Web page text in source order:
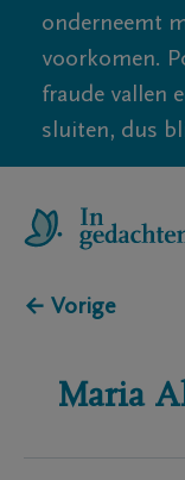
onderneemt
voorkomen.
fraude vallen
sluiten, dus
← Vorige
Maria